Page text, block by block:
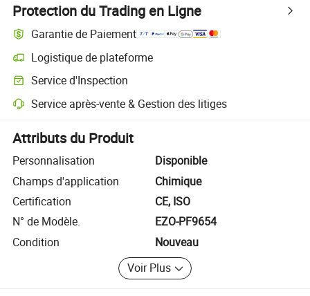
Protection du Trading en Ligne
Garantie de Paiement
Logistique de plateforme
Suivi d'expédition plus clair avec des logistiques prises en charge par
Service d'Inspection
Inspection préalable à l'expédition optionnelle pour des contrôles de
Service après-vente & Gestion des litiges
Résolution des litiges assistée par la plateforme, y compris les
Attributs du Produit
Personnalisation
Disponible
Champs d'application
Chimique
Certification
CE, ISO
N° de Modèle.
EZO-PF9654
Condition
Nouveau
Voir Plus